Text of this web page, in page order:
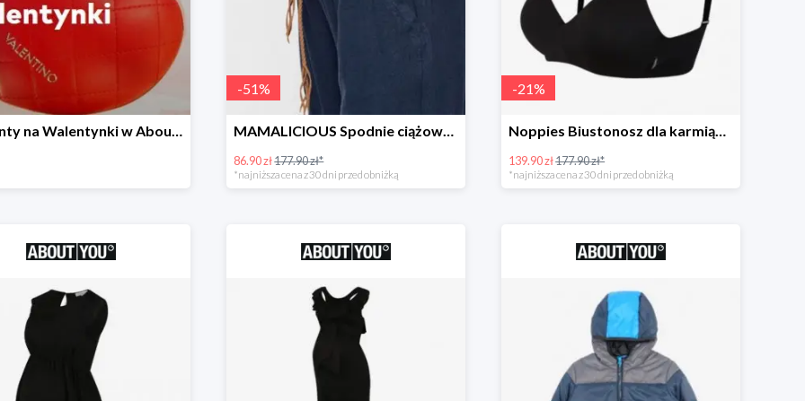
Prezenty na Walentynki w About You do -40%
-51%
MAMALICIOUS Spodnie ciążowe -51%
86.90 zł177.90 zł*
*najniższa cena z 30 dni przed obniżką
-21%
Noppies Biustonosz dla karmiących -21%
139.90 zł177.90 zł*
*najniższa cena z 30 dni przed obniżką